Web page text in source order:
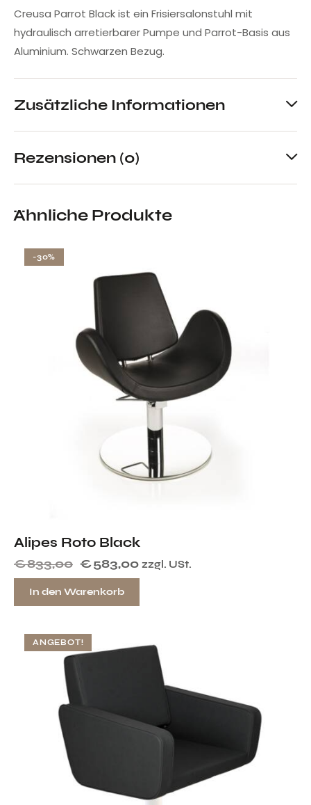
Creusa Parrot Black ist ein Frisiersalonstuhl mit
hydraulisch arretierbarer Pumpe und Parrot-Basis aus
Aluminium. Schwarzen Bezug.
Zusätzliche Informationen
Rezensionen (0)
Ähnliche Produkte
-30%
Alipes Roto Black
€833,00 €583,00 zzgl. USt.
In den Warenkorb
ANGEBOT!